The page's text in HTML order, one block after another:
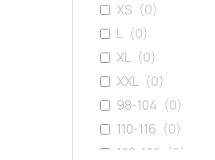
XS (0)
L (0)
XL (0)
XXL (0)
98-104 (0)
110-116 (0)
122-128 (0)